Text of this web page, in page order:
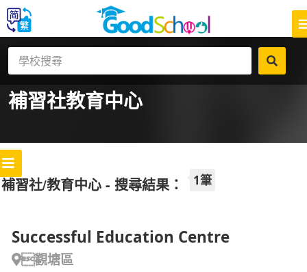
補習社教育中心
補習社/教育中心 - 搜尋結果： 1筆
Successful Education Centre
觀塘區